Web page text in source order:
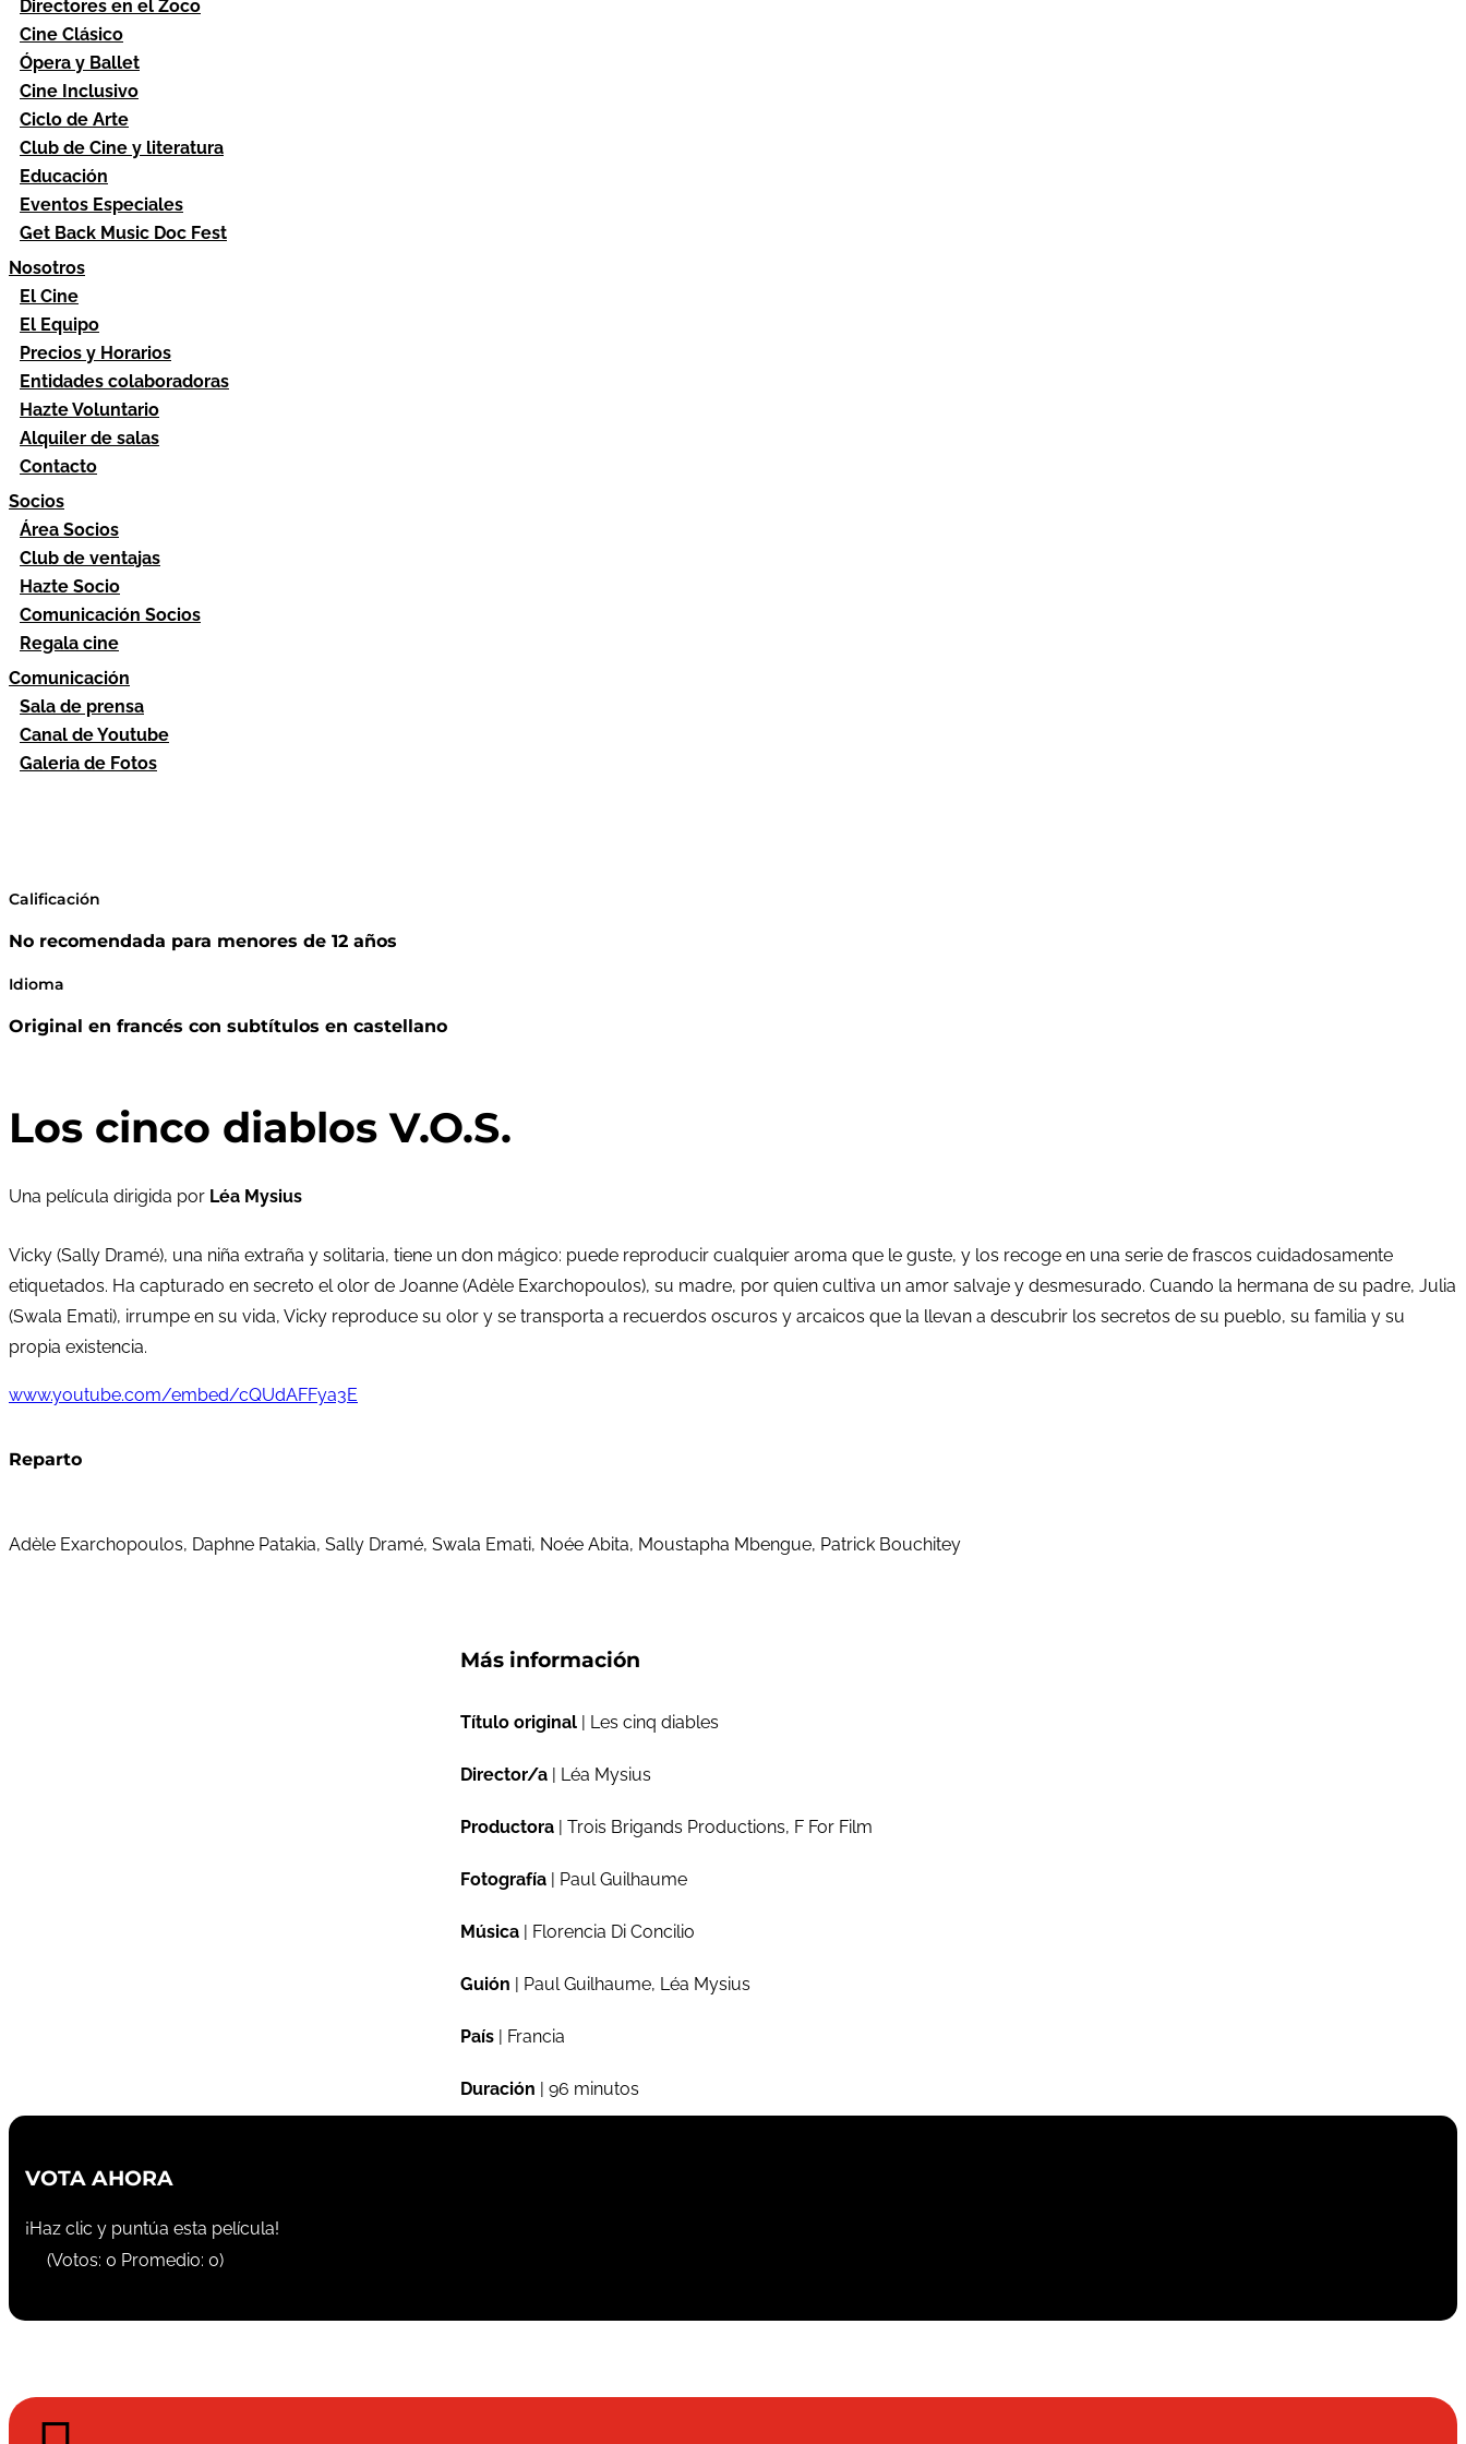
Directores en el Zoco
Cine Clásico
Ópera y Ballet
Cine Inclusivo
Ciclo de Arte
Club de Cine y literatura
Educación
Eventos Especiales
Get Back Music Doc Fest
Nosotros
El Cine
El Equipo
Precios y Horarios
Entidades colaboradoras
Hazte Voluntario
Alquiler de salas
Contacto
Socios
Área Socios
Club de ventajas
Hazte Socio
Comunicación Socios
Regala cine
Comunicación
Sala de prensa
Canal de Youtube
Galeria de Fotos
Calificación
No recomendada para menores de 12 años
Idioma
Original en francés con subtítulos en castellano
Los cinco diablos V.O.S.
Una película dirigida por Léa Mysius
Vicky (Sally Dramé), una niña extraña y solitaria, tiene un don mágico: puede reproducir cualquier aroma que le guste, y los recoge en una serie de frascos cuidadosamente
etiquetados. Ha capturado en secreto el olor de Joanne (Adèle Exarchopoulos), su madre, por quien cultiva un amor salvaje y desmesurado. Cuando la hermana de su padre, Julia
(Swala Emati), irrumpe en su vida, Vicky reproduce su olor y se transporta a recuerdos oscuros y arcaicos que la llevan a descubrir los secretos de su pueblo, su familia y su
propia existencia.
www.youtube.com/embed/cQUdAFFya3E
Reparto
Adèle Exarchopoulos, Daphne Patakia, Sally Dramé, Swala Emati, Noée Abita, Moustapha Mbengue, Patrick Bouchitey
Más información
Título original | Les cinq diables
Director/a | Léa Mysius
Productora | Trois Brigands Productions, F For Film
Fotografía | Paul Guilhaume
Música | Florencia Di Concilio
Guión | Paul Guilhaume, Léa Mysius
País | Francia
Duración | 96 minutos
VOTA AHORA
¡Haz clic y puntúa esta película!
(Votos: 0 Promedio: 0)